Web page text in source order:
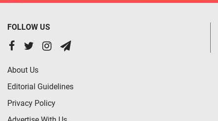
FOLLOW US
About Us
Editorial Guidelines
Privacy Policy